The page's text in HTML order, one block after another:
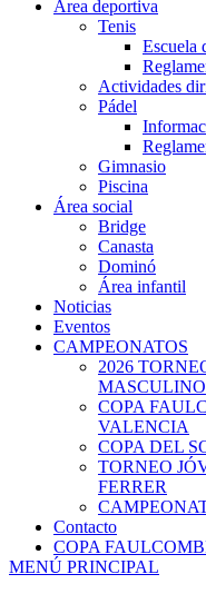
Área deportiva
Tenis
Escuela
Actividades
Pádel
Gimnasio
Piscina
Área social
Bridge
Canasta
Dominó
Área infantil
Noticias
Eventos
CAMPEONATOS
2026
MASCULINO
COPA
VALENCIA
COPA DEL
TORNEO
FERRER
Contacto
COPA
MENÚ PRINCIPAL